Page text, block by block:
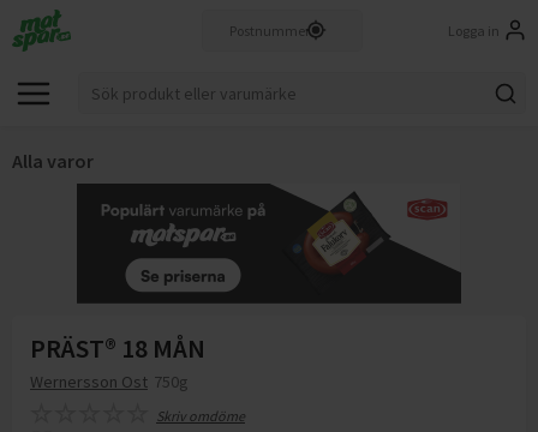
Logga in
Alla varor
PRÄST® 18 MÅN
Wernersson Ost 750g
Skriv omdöme